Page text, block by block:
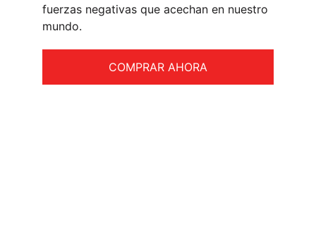
fuerzas negativas que acechan en nuestro
mundo.
COMPRAR AHORA